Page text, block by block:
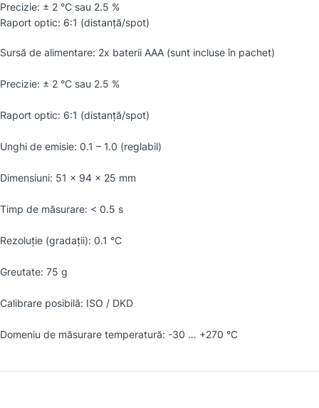
Precizie: ± 2 °C sau 2.5 %
Raport optic: 6:1 (distanţă/spot)
Sursă de alimentare: 2x baterii AAA (sunt incluse în pachet)
Precizie: ± 2 °C sau 2.5 %
Raport optic: 6:1 (distanţă/spot)
Unghi de emisie: 0.1 – 1.0 (reglabil)
Dimensiuni: 51 x 94 x 25 mm
Timp de măsurare: < 0.5 s
Rezoluţie (gradaţii): 0.1 °C
Greutate: 75 g
Calibrare posibilă: ISO / DKD
Domeniu de măsurare temperatură: -30 … +270 °C